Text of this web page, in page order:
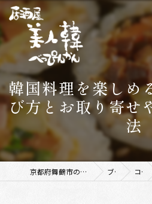
韓国料理を楽しめ
び方とお取り寄せ
法
京都府舞鶴市の韓国料理なら美人韓 舞鶴店 ブログ コラム